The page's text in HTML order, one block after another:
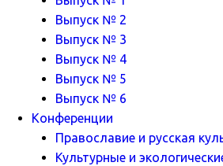
Выпуск № 2
Выпуск № 3
Выпуск № 4
Выпуск № 5
Выпуск № 6
Конференции
Православие и русская
Культурные и